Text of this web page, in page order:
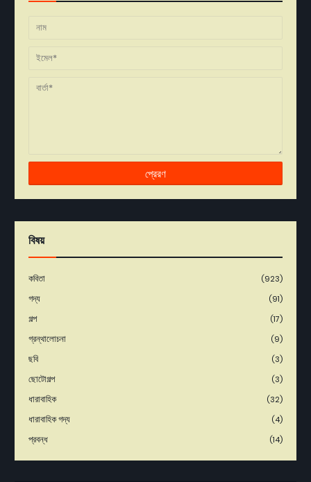
বিষয়
কবিতা (923)
গদ্য (91)
গল্প (17)
গ্রন্থালোচনা (9)
ছবি (3)
ছোটোগল্প (3)
ধারাবাহিক (32)
ধারাবাহিক গদ্য (4)
প্রবন্ধ (14)